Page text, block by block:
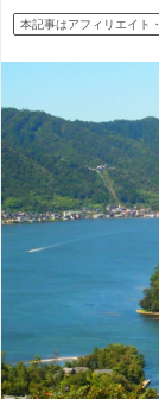
本記事はアフィリエイト